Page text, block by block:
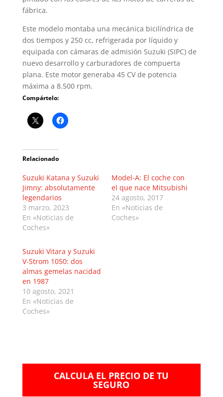
fábrica.
Este modelo montaba una mecánica bicilíndrica de
dos tiempos y 250 cc, refrigerada por líquido y
equipada con cámaras de admisión Suzuki (SIPC) de
nuevo desarrollo y carburadores de compuerta
plana. Este motor generaba 45 CV de potencia
máxima a 8.500 rpm.
Compártelo:
Relacionado
Suzuki Katana y Suzuki
Jimny: absolutamente
legendarios
3 marzo, 2023
En «Noticias de
Coches»
Model-A: El coche con
el que nace Mitsubishi
24 agosto, 2017
En «Noticias de
Coches»
Suzuki Vitara y Suzuki
V-Strom 1050: dos
almas gemelas nacidad
en 1987
10 agosto, 2021
En «Noticias de
Coches»
CALCULA EL PRECIO DE TU
SEGURO